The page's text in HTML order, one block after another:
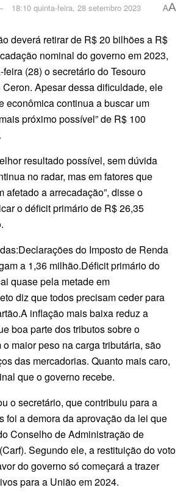
18:10 quinta-feira, 28 setembro 2023 AA
deverá retirar de R$ 20 bilhões a R$
nominal do governo em 2023,
(28) o secretário do Tesouro
Apesar dessa dificuldade, ele
econômica continua a buscar um
próximo possível” de R$ 100
resultado possível, sem dúvida
no radar, mas em fatores que
afetado a arrecadação”, disse o
o déficit primário de R$ 26,35
do Imposto de Renda
a 1,36 milhão.Déficit primário do
quase pela metade em
diz que todos precisam ceder para
inflação mais baixa reduz a
boa parte dos tributos sobre o
maior peso na carga tributária, são
das mercadorias. Quanto mais caro,
que o governo recebe.
o secretário, que contribuiu para a
foi a demora da aprovação da lei que
Conselho de Administração de
Segundo ele, a restituição do voto
do governo só começará a trazer
para a União em 2024.